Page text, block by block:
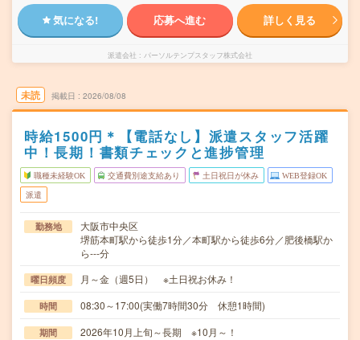
気になる! 応募へ進む 詳しく見る
派遣会社 パーソルテンプスタッフ株式会社
未読 掲載日 2026/08/08
時給1500円＊【電話なし】派遣スタッフ活躍
中！長期！書類チェックと進捗管理
職種未経験OK 交通費別途支給あり 土日祝日が休み WEB登録OK
派遣
勤務地
大阪市中央区
堺筋本町駅から徒歩1分／本町駅から徒歩6分／肥後橋駅か
ら---分
曜日頻度 月～金（週5日） ※土日祝お休み！
時間 08:30～17:00(実働7時間30分 休憩1時間)
期間 2026年10月上旬～長期 ※10月～！